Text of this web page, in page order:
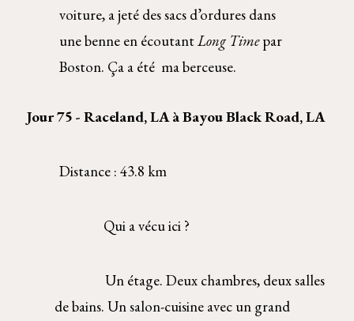
voiture, a jeté des sacs d’ordures dans
une benne en écoutant Long Time par
Boston. Ça a été  ma berceuse.
Jour 75 - Raceland, LA à Bayou Black Road, LA
Distance : 43.8 km
  Qui a vécu ici ?
           Un étage. Deux chambres, deux salles
de bains. Un salon-cuisine avec un grand